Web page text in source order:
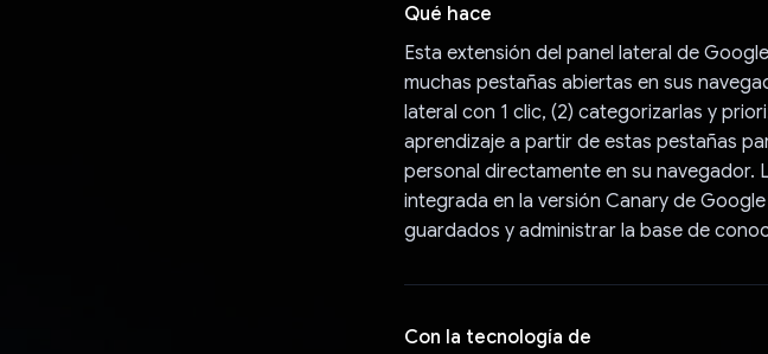
Qué hace
Esta extensión del panel lateral de
muchas pestañas abiertas en sus
lateral con 1 clic, (2) categorizarlas y
aprendizaje a partir de estas pestañas
personal directamente en su navegador.
integrada en la versión Canary de
guardados y administrar la base de
Con la tecnología de